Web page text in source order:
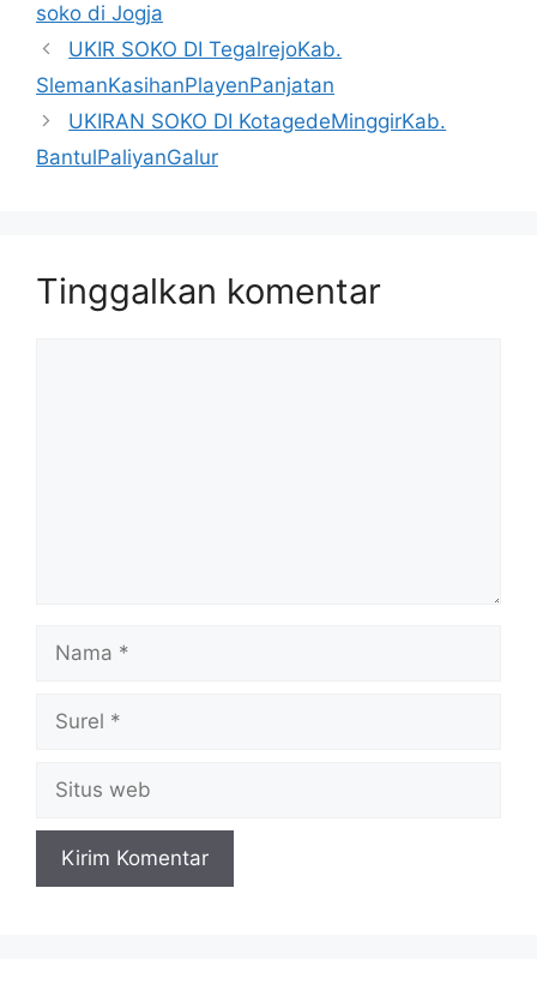
soko di Jogja
UKIR SOKO DI TegalrejoKab.
SlemanKasihanPlayenPanjatan
UKIRAN SOKO DI KotagedeMinggirKab.
BantulPaliyanGalur
Tinggalkan komentar
Nama
Surel
Situs
web